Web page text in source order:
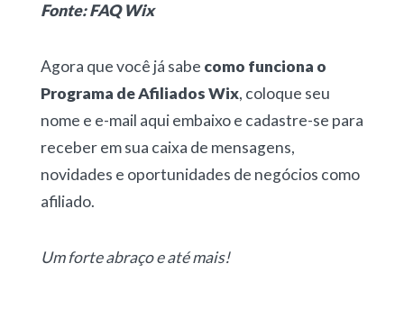
Fonte: FAQ Wix
Agora que você já sabe como funciona o
Programa de Afiliados Wix, coloque seu
nome e e-mail aqui embaixo e cadastre-se para
receber em sua caixa de mensagens,
novidades e oportunidades de negócios como
afiliado.
Um forte abraço e até mais!